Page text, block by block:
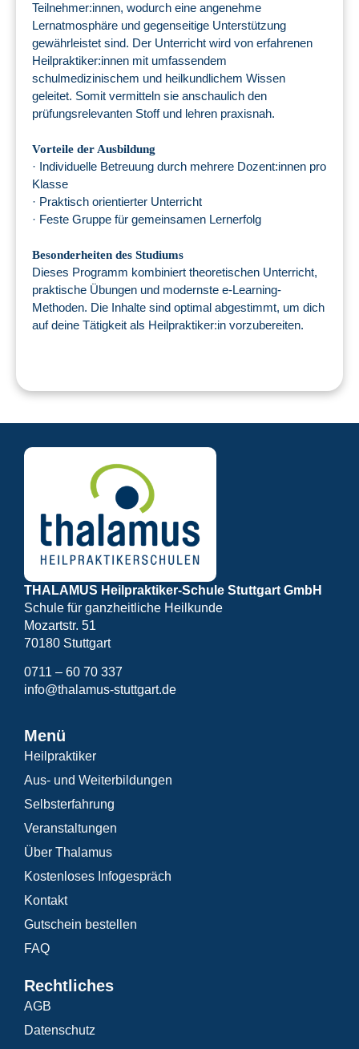
Teilnehmer:innen, wodurch eine angenehme
Lernatmosphäre und gegenseitige Unterstützung
gewährleistet sind. Der Unterricht wird von erfahrenen
Heilpraktiker:innen mit umfassendem
schulmedizinischem und heilkundlichem Wissen
geleitet. Somit vermitteln sie anschaulich den
prüfungsrelevanten Stoff und lehren praxisnah.
Vorteile der Ausbildung
· Individuelle Betreuung durch mehrere Dozent:innen pro
Klasse
· Praktisch orientierter Unterricht
· Feste Gruppe für gemeinsamen Lernerfolg
Besonderheiten des Studiums
Dieses Programm kombiniert theoretischen Unterricht,
praktische Übungen und modernste e-Learning-
Methoden. Die Inhalte sind optimal abgestimmt, um dich
auf deine Tätigkeit als Heilpraktiker:in vorzubereiten.
THALAMUS Heilpraktiker-Schule Stuttgart GmbH
Schule für ganzheitliche Heilkunde
Mozartstr. 51
70180 Stuttgart
0711 – 60 70 337
info@thalamus-stuttgart.de
Menü
Heilpraktiker
Aus- und Weiterbildungen
Selbsterfahrung
Veranstaltungen
Über Thalamus
Kostenloses Infogespräch
Kontakt
Gutschein bestellen
FAQ
Rechtliches
AGB
Datenschutz